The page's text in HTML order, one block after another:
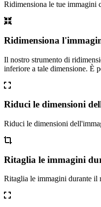
Ridimensiona le tue immagini
Ridimensiona
Il nostro strumento di
inferiore a tale dimensione. È
Riduci le dimensioni
Riduci le dimensioni
Ritaglia le immagini
Ritaglia le immagini durante il